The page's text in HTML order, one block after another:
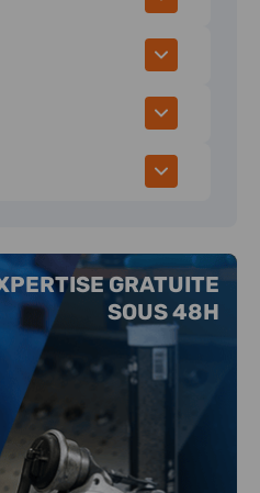
GRATUITE
SOUS 48H